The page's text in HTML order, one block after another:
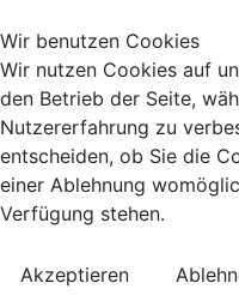
Wir benutzen Cookies
Wir nutzen Cookies auf
den Betrieb der Seite,
Nutzererfahrung zu
entscheiden, ob Sie die
einer Ablehnung
Verfügung stehen.
Akzeptieren